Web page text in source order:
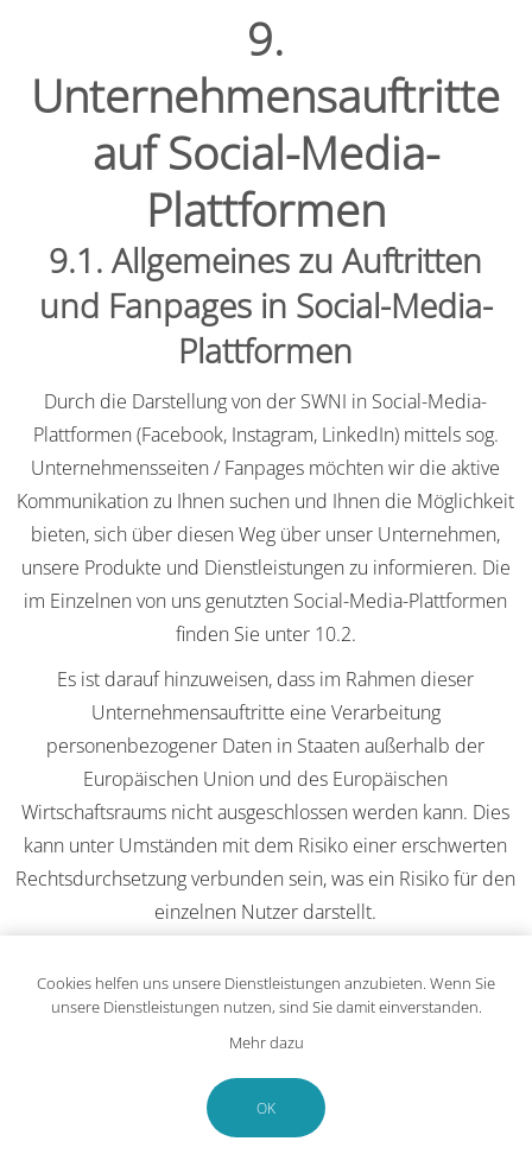
9.
Unternehmensauftritte
auf Social-Media-
Plattformen
9.1. Allgemeines zu Auftritten
und Fanpages in Social-Media-
Plattformen
Durch die Darstellung von der SWNI in Social-Media-
Plattformen (Facebook, Instagram, LinkedIn) mittels sog.
Unternehmensseiten / Fanpages möchten wir die aktive
Kommunikation zu Ihnen suchen und Ihnen die Möglichkeit
bieten, sich über diesen Weg über unser Unternehmen,
unsere Produkte und Dienstleistungen zu informieren. Die
im Einzelnen von uns genutzten Social-Media-Plattformen
finden Sie unter 10.2.
Es ist darauf hinzuweisen, dass im Rahmen dieser
Unternehmensauftritte eine Verarbeitung
personenbezogener Daten in Staaten außerhalb der
Europäischen Union und des Europäischen
Wirtschaftsraums nicht ausgeschlossen werden kann. Dies
kann unter Umständen mit dem Risiko einer erschwerten
Rechtsdurchsetzung verbunden sein, was ein Risiko für den
einzelnen Nutzer darstellt.
verarbeiten die jeweiligen Social-Media-Plattformen
Datenpunkte Ihres Besuchs in eigener – und nicht der von
der SWNI obliegenden – Verantwortung. Darüber hinaus
verarbeiten die Social-Media-Plattformen
personenbezogene Daten wie in deren jeweiligen
Cookies helfen uns unsere Dienstleistungen anzubieten. Wenn Sie
unsere Dienstleistungen nutzen, sind Sie damit einverstanden.
Mehr dazu
OK